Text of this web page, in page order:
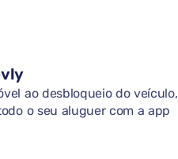
ao desbloqueio do veículo,
o seu aluguer com a app